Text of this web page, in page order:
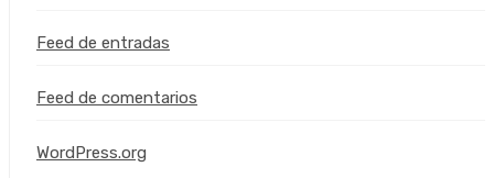
Feed de entradas
Feed de comentarios
WordPress.org